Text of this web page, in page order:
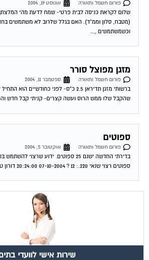
פורום חשמל ותאורה
אוגוסט 19, 2004
שלום לקראת כניסה לבית פרטי- שמח לדעת מהי
(מטבח, סלון וממ"ד). האם בגלל שלרוב לא משתמשים
וכשמשתמשים ,...
מזגן מפוצל סורר
פורום חשמל ותאורה
ספטמבר 11, 2004
ברשותי מזגן תדיראן 2.5 כ"ס- לפני כחודשיים
שהקבל שלו ממש הרוס ועשה קצרים- קניתי קבל חדש
ספוטים
פורום חשמל ותאורה
אוקטובר 5, 2004
ספוטים רצוי שנאי 220.: 12 ? 07-10-2004 20:24:00 דורון טרייביש כמה שנאים...
שירות אישי לוועדי